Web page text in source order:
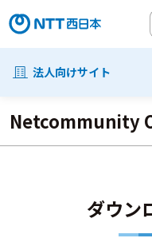
法人向けサイト
Netcommunity
ダウン